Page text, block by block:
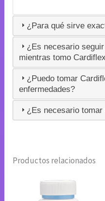
¿Para qué sirve
¿Es necesario
mientras tomo
¿Puedo tomar
enfermedades?
¿Es necesario
Productos relacionados